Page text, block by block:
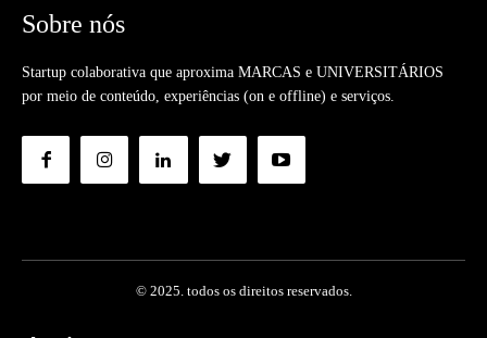
Sobre nós
Startup colaborativa que aproxima MARCAS e UNIVERSITÁRIOS
por meio de conteúdo, experiências (on e offline) e serviços.
© 2025. todos os direitos reservados.